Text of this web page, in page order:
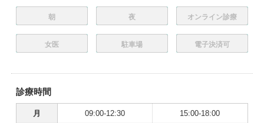
朝 夜 オンライン診療
女医 駐車場 電子決済可
診療時間
月 09:00-12:30 15:00-18:00